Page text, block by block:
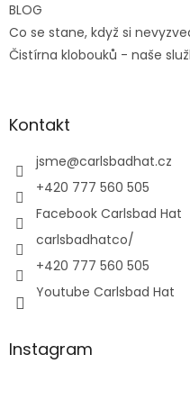
BLOG
Co se stane, když si
Čistírna klobouků - naše
Kontakt
jsme@carlsbadhat.cz
+420 777 560 505
Facebook Carlsbad Hat
carlsbadhatco/
+420 777 560 505
Youtube Carlsbad Hat
Instagram